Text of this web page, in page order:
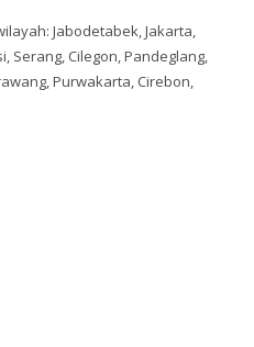
Jabodetabek, Jakarta,
Serang, Cilegon, Pandeglang,
Purwakarta, Cirebon,